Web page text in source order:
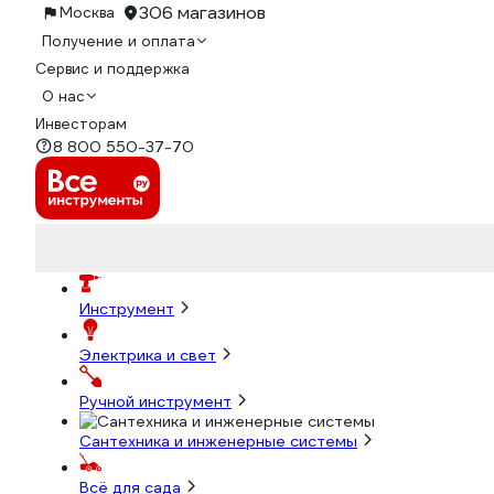
Москва 306 магазинов
Получение и оплата
Сервис и поддержка
О нас
Инвесторам
8 800 550-37-70
Инструмент
Электрика и свет
Ручной инструмент
Сантехника и инженерные системы
Всё для сада